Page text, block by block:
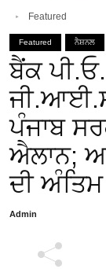
Featured
Featured ਨੈਸ਼ਨਲ
ਬੈਂਕ
ਪੰਜਾਬ
ਐਲਾਨ;
ਦੀ
Admin